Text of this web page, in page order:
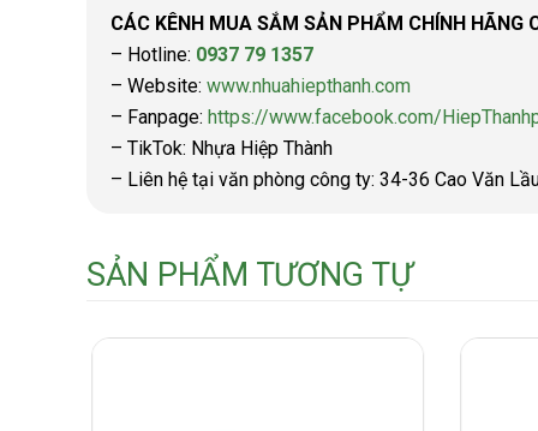
CÁC KÊNH MUA SẮM SẢN PHẨM CHÍNH HÃNG
– Hotline: 0937 79 1357
– Website: www.nhuahiepthanh.com
– Fanpage: https://www.facebook.com/
– TikTok: Nhựa Hiệp Thành
– Liên hệ tại văn phòng công ty: 34-36 Cao Văn
SẢN PHẨM TƯƠNG TỰ